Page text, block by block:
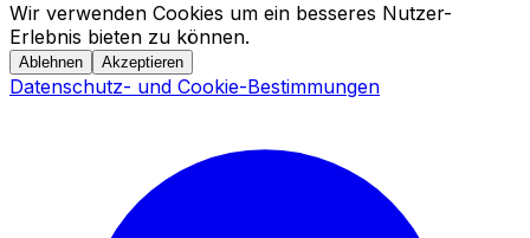
Wir verwenden Cookies um ein besseres Nutzer-
Erlebnis bieten zu können.
Ablehnen Akzeptieren
Datenschutz- und Cookie-Bestimmungen